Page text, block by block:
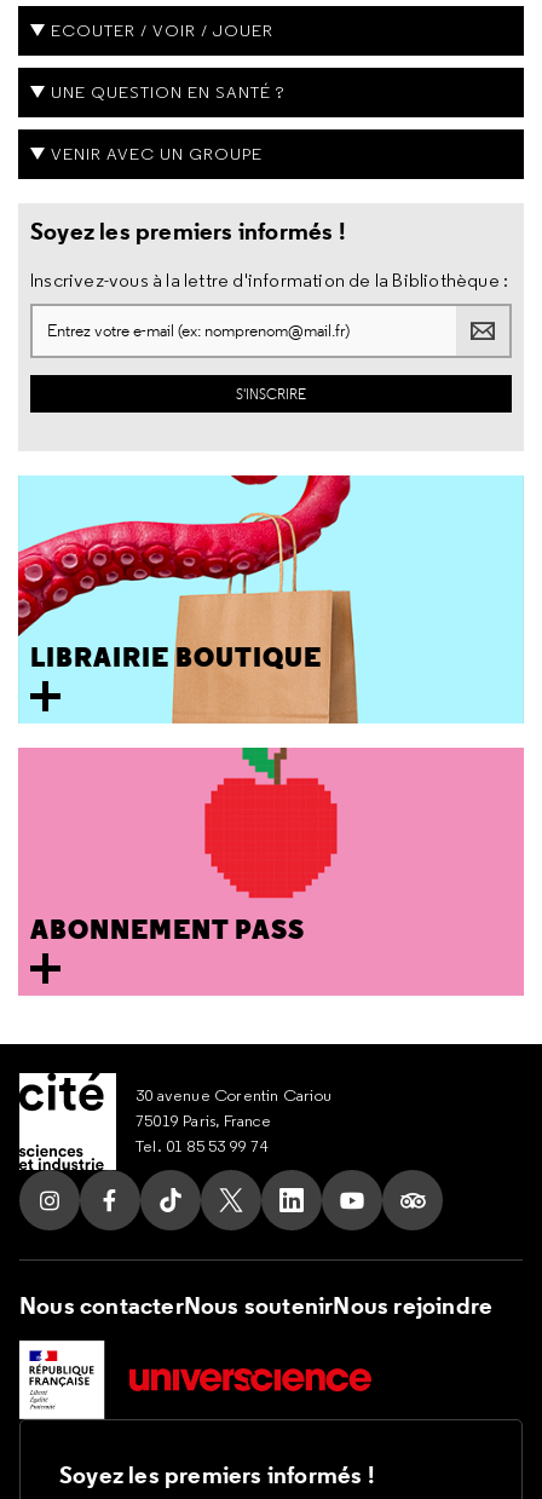
ECOUTER / VOIR / JOUER
UNE QUESTION EN SANTÉ ?
VENIR AVEC UN GROUPE
Soyez les premiers informés !
Inscrivez-vous à la lettre d'information de la Bibliothèque :
LIBRAIRIE BOUTIQUE
ABONNEMENT PASS
30 avenue Corentin Cariou
75019 Paris, France
Tel. 01 85 53 99 74
Suivez nous sur Instagram
Suivez nous sur Facebook
Suivez nous sur Tik Tok
Suivez nous sur X
Suivez nous sur LinkedIn
Suivez nous sur
Suivez nous
Nous contacterNous soutenirNous rejoindre
Soyez les premiers informés !